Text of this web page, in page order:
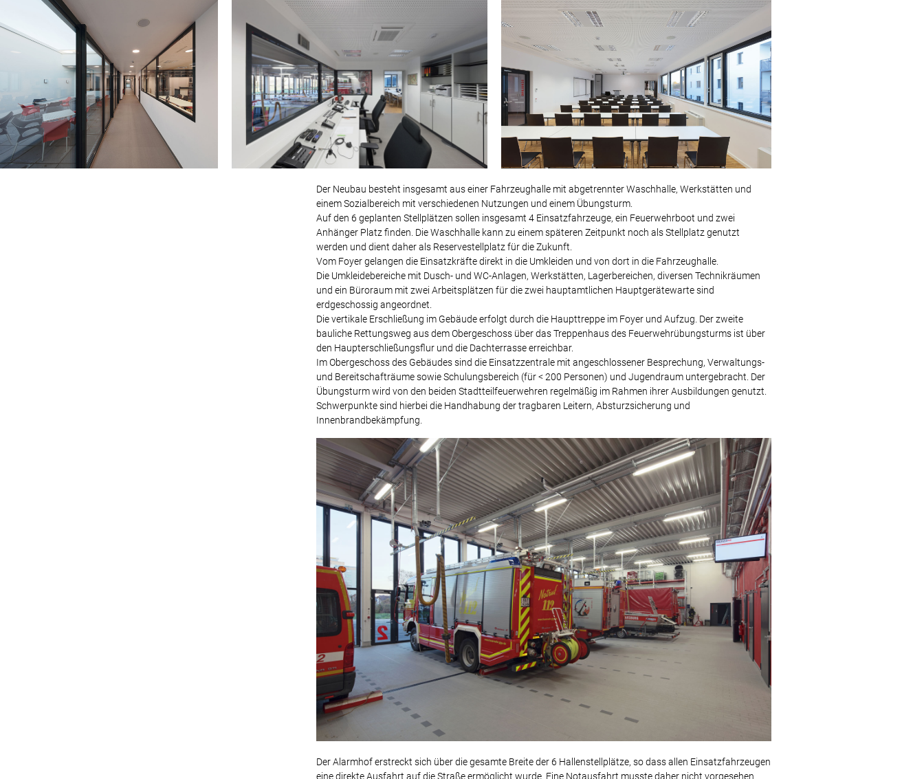
Der Neubau besteht insgesamt aus einer Fahrzeughalle mit abgetrennter Waschhalle, Werkstätten und
einem Sozialbereich mit verschiedenen Nutzungen und einem Übungsturm.
Auf den 6 geplanten Stellplätzen sollen insgesamt 4 Einsatzfahrzeuge, ein Feuerwehrboot und zwei
Anhänger Platz finden. Die Waschhalle kann zu einem späteren Zeitpunkt noch als Stellplatz genutzt
werden und dient daher als Reservestellplatz für die Zukunft.
Vom Foyer gelangen die Einsatzkräfte direkt in die Umkleiden und von dort in die Fahrzeughalle.
Die Umkleidebereiche mit Dusch- und WC-Anlagen, Werkstätten, Lagerbereichen, diversen Technikräumen
und ein Büroraum mit zwei Arbeitsplätzen für die zwei hauptamtlichen Hauptgerätewarte sind
erdgeschossig angeordnet.
Die vertikale Erschließung im Gebäude erfolgt durch die Haupttreppe im Foyer und Aufzug. Der zweite
bauliche Rettungsweg aus dem Obergeschoss über das Treppenhaus des Feuerwehrübungsturms ist über
den Haupterschließungsflur und die Dachterrasse erreichbar.
Im Obergeschoss des Gebäudes sind die Einsatzzentrale mit angeschlossener Besprechung, Verwaltungs-
und Bereitschafträume sowie Schulungsbereich (für < 200 Personen) und Jugendraum untergebracht. Der
Übungsturm wird von den beiden Stadtteilfeuerwehren regelmäßig im Rahmen ihrer Ausbildungen genutzt.
Schwerpunkte sind hierbei die Handhabung der tragbaren Leitern, Absturzsicherung und
Innenbrandbekämpfung.
Der Alarmhof erstreckt sich über die gesamte Breite der 6 Hallenstellplätze, so dass allen Einsatzfahrzeugen